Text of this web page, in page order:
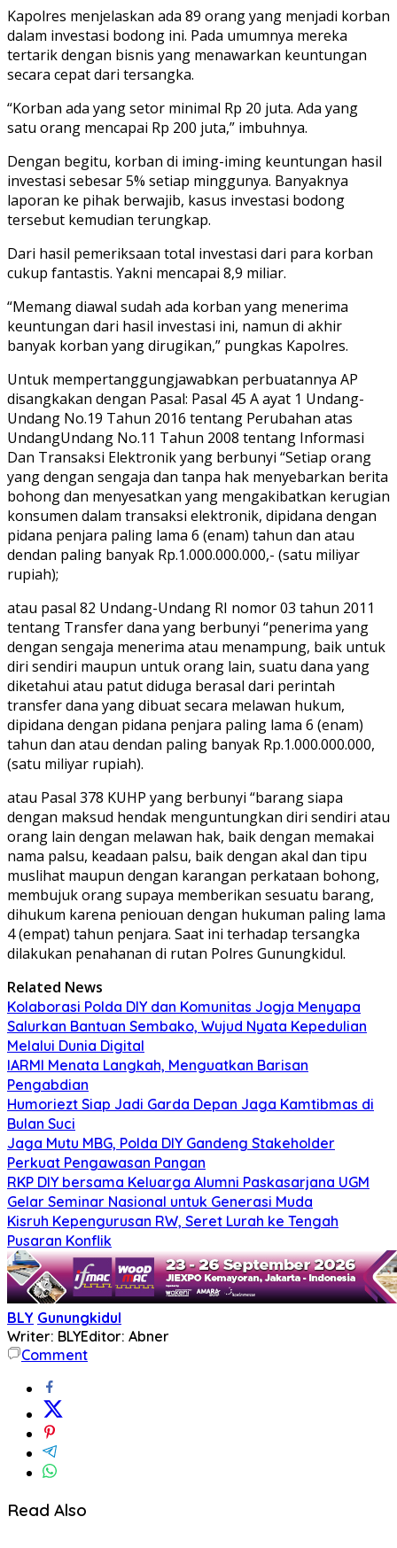
Kapolres menjelaskan ada 89 orang yang menjadi korban
dalam investasi bodong ini. Pada umumnya mereka
tertarik dengan bisnis yang menawarkan keuntungan
secara cepat dari tersangka.
“Korban ada yang setor minimal Rp 20 juta. Ada yang
satu orang mencapai Rp 200 juta,” imbuhnya.
Dengan begitu, korban di iming-iming keuntungan hasil
investasi sebesar 5% setiap minggunya. Banyaknya
laporan ke pihak berwajib, kasus investasi bodong
tersebut kemudian terungkap.
Dari hasil pemeriksaan total investasi dari para korban
cukup fantastis. Yakni mencapai 8,9 miliar.
“Memang diawal sudah ada korban yang menerima
keuntungan dari hasil investasi ini, namun di akhir
banyak korban yang dirugikan,” pungkas Kapolres.
Untuk mempertanggungjawabkan perbuatannya AP
disangkakan dengan Pasal: Pasal 45 A ayat 1 Undang-
Undang No.19 Tahun 2016 tentang Perubahan atas
UndangUndang No.11 Tahun 2008 tentang Informasi
Dan Transaksi Elektronik yang berbunyi “Setiap orang
yang dengan sengaja dan tanpa hak menyebarkan berita
bohong dan menyesatkan yang mengakibatkan kerugian
konsumen dalam transaksi elektronik, dipidana dengan
pidana penjara paling lama 6 (enam) tahun dan atau
dendan paling banyak Rp.1.000.000.000,- (satu miliyar
rupiah);
atau pasal 82 Undang-Undang RI nomor 03 tahun 2011
tentang Transfer dana yang berbunyi “penerima yang
dengan sengaja menerima atau menampung, baik untuk
diri sendiri maupun untuk orang lain, suatu dana yang
diketahui atau patut diduga berasal dari perintah
transfer dana yang dibuat secara melawan hukum,
dipidana dengan pidana penjara paling lama 6 (enam)
tahun dan atau dendan paling banyak Rp.1.000.000.000,
(satu miliyar rupiah).
atau Pasal 378 KUHP yang berbunyi “barang siapa
dengan maksud hendak menguntungkan diri sendiri atau
orang lain dengan melawan hak, baik dengan memakai
nama palsu, keadaan palsu, baik dengan akal dan tipu
muslihat maupun dengan karangan perkataan bohong,
membujuk orang supaya memberikan sesuatu barang,
dihukum karena peniouan dengan hukuman paling lama
4 (empat) tahun penjara. Saat ini terhadap tersangka
dilakukan penahanan di rutan Polres Gunungkidul.
Related News
Kolaborasi Polda DIY dan Komunitas Jogja Menyapa
Salurkan Bantuan Sembako, Wujud Nyata Kepedulian
Melalui Dunia Digital
IARMI Menata Langkah, Menguatkan Barisan
Pengabdian
Humoriezt Siap Jadi Garda Depan Jaga Kamtibmas di
Bulan Suci
Jaga Mutu MBG, Polda DIY Gandeng Stakeholder
Perkuat Pengawasan Pangan
RKP DIY bersama Keluarga Alumni Paskasarjana UGM
Gelar Seminar Nasional untuk Generasi Muda
Kisruh Kepengurusan RW, Seret Lurah ke Tengah
Pusaran Konflik
BLY Gunungkidul
Writer: BLYEditor: Abner
Comment
Read Also